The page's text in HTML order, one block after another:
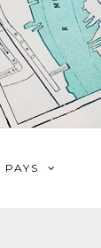
PAYS